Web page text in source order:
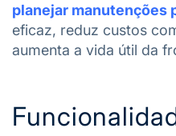
planejar manutenções
eficaz, reduz custos
aumenta a vida útil da